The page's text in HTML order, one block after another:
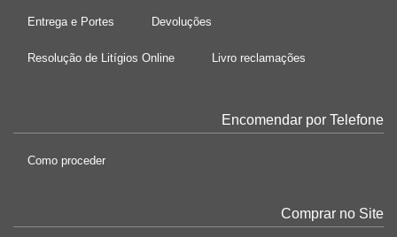
Entrega e Portes Devoluções
Resolução de Litígios Online Livro reclamações
Encomendar por Telefone
Como proceder
Comprar no Site